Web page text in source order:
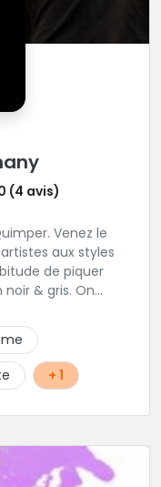
(4 avis)
Venez le
aux styles
de piquer
& gris. On
+ 1